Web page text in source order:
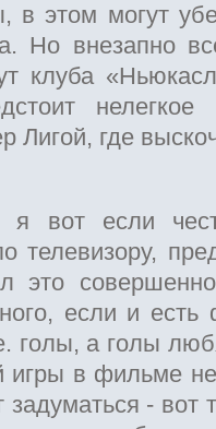
в этом могут
Но внезапно
клуба
Лигой, где
я вот если
телевизору,
это
если и есть
голы, а голы
игры в фильме
задуматься - вот